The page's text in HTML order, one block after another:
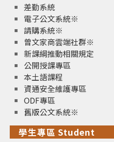
差勤系統
電子公文系統※
請購系統※
曾文家商雲端社群※
新課綱推動相關規定
公開授課專區
本土語課程
資通安全維護專區
ODF專區
舊版公文系統※
學生專區 Student